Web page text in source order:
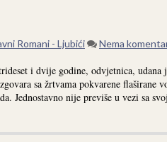
Romani - Ljubići Nema
i dvije godine, odvjetnica,
sa žrtvama pokvarene
Jednostavno nije previše u vezi sa